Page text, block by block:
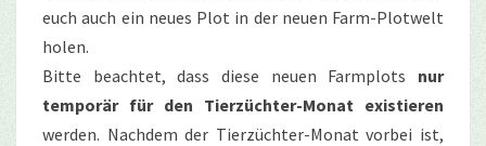
euch auch ein neues Plot in der neuen Farm-Plotwelt
holen.
Bitte beachtet, dass diese neuen Farmplots nur
temporär für den Tierzüchter-Monat existieren
werden. Nachdem der Tierzüchter-Monat vorbei ist,